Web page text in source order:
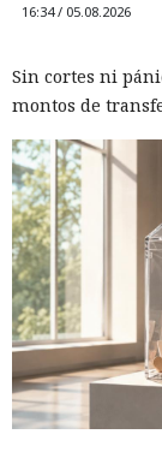
horas
17:36 / 05.08.2026
Ahora la
16:34 / 05.08.2026
Sin cortes ni
montos de